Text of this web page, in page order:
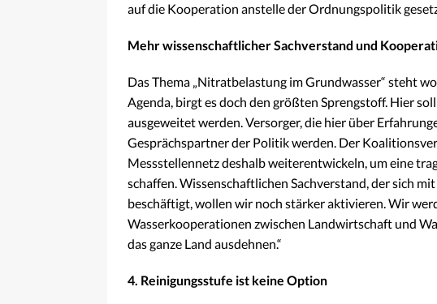
auf die Kooperation anstelle der Ordnungspolitik
Mehr wissenschaftlicher Sachverstand und
Das Thema „Nitratbelastung im Grundwasser“ steht
Agenda, birgt es doch den größten Sprengstoff. Hier
ausgeweitet werden. Versorger, die hier über
Gesprächspartner der Politik werden. Der
Messstellennetz deshalb weiterentwickeln, um eine
schaffen. Wissenschaftlichen Sachverstand, der sich
beschäftigt, wollen wir noch stärker aktivieren. Wir
Wasserkooperationen zwischen Landwirtschaft und
das ganze Land ausdehnen.“
4. Reinigungsstufe ist keine Option